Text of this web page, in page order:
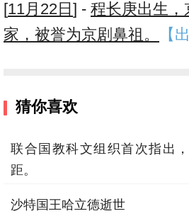
[11月22日 ] - 程长庚出生，
家，被誉为京剧鼻祖。
【
猜你喜欢
联合国教科文组织首次指出
距。
沙特国王哈立德逝世